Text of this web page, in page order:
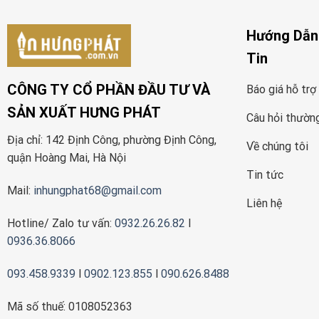
CÔNG TY CỔ PHẦN ĐẦU TƯ VÀ
SẢN XUẤT HƯNG PHÁT
Địa chỉ: 142 Định Công, phường Định Công,
quận Hoàng Mai, Hà Nội
Mail: inhungphat68@gmail.com
Hotline/ Zalo tư vấn: 0932.26.26.82 l
0936.36.8066
093.458.9339 l 0902.123.855 l 090.626.8488
Mã số thuế: 0108052363
Hướng
Tin
Báo giá hỗ trợ
Câu hỏi
Về chúng tôi
Tin tức
Liên hệ